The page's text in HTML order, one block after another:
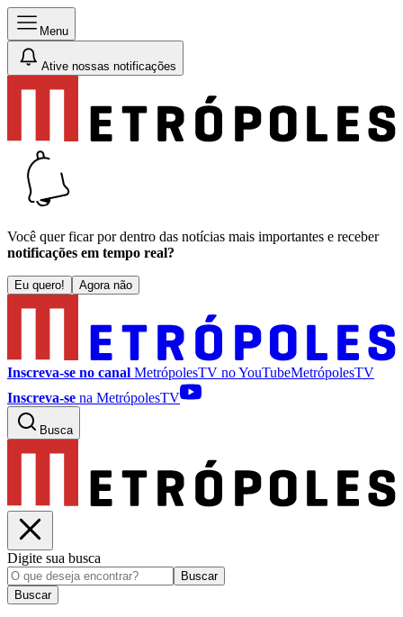
Menu
Ative nossas notificações
Você quer ficar por dentro das notícias mais importantes e receber
notificações em tempo real?
Eu quero! Agora não
Inscreva-se no canal MetrópolesTV noYouTubeMetrópolesTV
Inscreva-se na MetrópolesTV
Busca
Digite sua busca
Buscar
Buscar